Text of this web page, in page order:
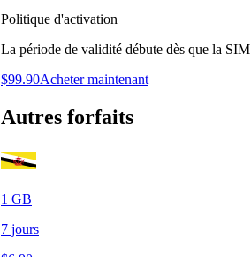
Politique d'activation
La période de validité débute dès que la
$99.90Acheter maintenant
Autres forfaits
1 GB
7 jours